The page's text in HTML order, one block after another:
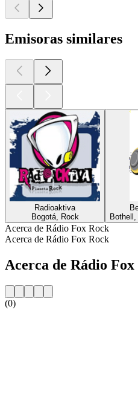
Emisoras similares
Radioaktiva
Bogotá, Rock
Acerca de Rádio Fox Rock
Acerca de Rádio Fox Rock
Acerca de Rádio Fox
(0)